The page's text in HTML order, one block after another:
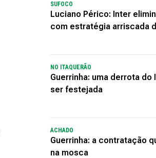
SUFOCO
Luciano Périco: Inter
com estratégia arriscada
NO ITAQUERÃO
Guerrinha: uma derrota
ser festejada
ACHADO
Guerrinha: a contratação
na mosca